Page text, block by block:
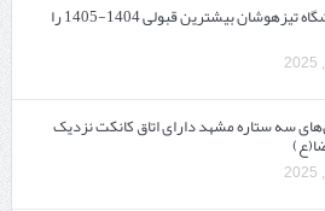
کدام آموزشگاه تیزهوشان بیشترین قبولی 1404-1405 را
سه ستاره مشهد دارای اتاق کانکت نزدیک